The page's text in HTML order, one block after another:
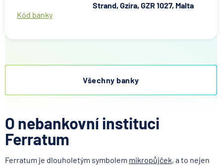
Strand, Gzira, GZR 1027, Malta
Kód banky
Všechny banky
O nebankovní instituci
Ferratum
Ferratum je dlouholetým symbolem mikropůjček, a to nejen